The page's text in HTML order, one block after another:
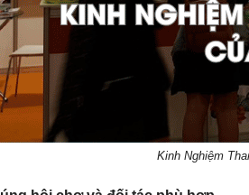
Kinh Nghiệm